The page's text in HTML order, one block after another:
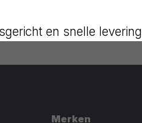
en snelle levering
Merken